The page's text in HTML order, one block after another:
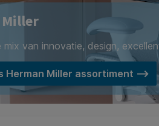
mix van innovatie, design,
Herman Miller assortiment ⟶